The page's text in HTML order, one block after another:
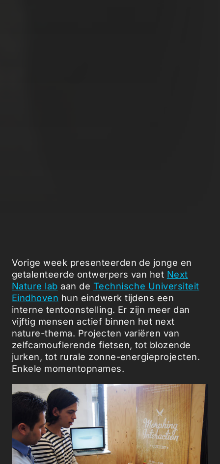
Vorige week presenteerden de jonge en
getalenteerde ontwerpers van het Next
Nature lab aan de Technische Universiteit
Eindhoven hun eindwerk tijdens een
interne tentoonstelling. Er zijn meer dan
vijftig mensen actief binnen het next
nature-thema. Projecten variëren van
zelfcamouflerende fietsen, tot blozende
jurken, tot rurale zonne-energieprojecten.
Enkele momentopnames.